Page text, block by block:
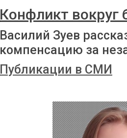
Конфликт
Василий Зуев
компенсацию за
Публикации в СМИ